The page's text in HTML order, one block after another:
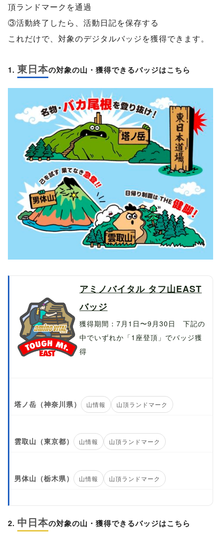
頂ランドマークを通過
③活動終了したら、活動日記を保存する
これだけで、対象のデジタルバッジを獲得できます。
1. 東日本の対象の山・獲得できるバッジはこちら
アミノバイタル タフ山EAST
バッジ
獲得期間：7月1日〜9月30日 下記の
中でいずれか「1座登頂」でバッジ獲
得
塔ノ岳（神奈川県） 山情報 山頂ランドマーク
雲取山（東京都） 山情報 山頂ランドマーク
男体山（栃木県） 山情報 山頂ランドマーク
2. 中日本の対象の山・獲得できるバッジはこちら